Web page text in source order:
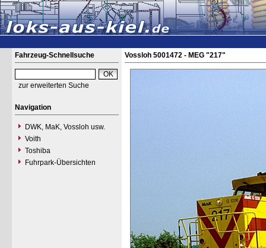
Fahrzeug-Schnellsuche
zur erweiterten Suche
Navigation
DWK, MaK, Vossloh usw.
Voith
Toshiba
Fuhrpark-Übersichten
Vossloh 5001472 - MEG "217"